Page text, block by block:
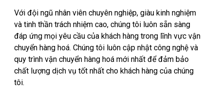
Với đội ngũ nhân viên chuyên nghiệp, giàu kinh nghiệm
và tinh thần trách nhiệm cao, chúng tôi luôn sẵn sàng
đáp ứng mọi yêu cầu của khách hàng trong lĩnh vực vận
chuyển hàng hoá. Chúng tôi luôn cập nhật công nghệ và
quy trình vận chuyển hàng hoá mới nhất để đảm bảo
chất lượng dịch vụ tốt nhất cho khách hàng của chúng
tôi.